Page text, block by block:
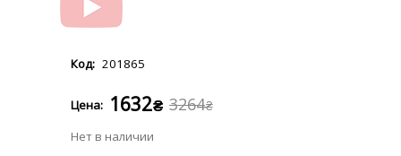
201865
3264₴
1632₴